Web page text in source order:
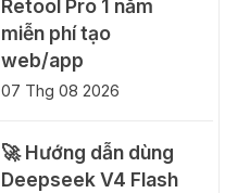
Retool Pro 1 năm
miễn phí tạo
web/app
07 Thg 08 2026
🚀 Hướng dẫn dùng
Deepseek V4 Flash